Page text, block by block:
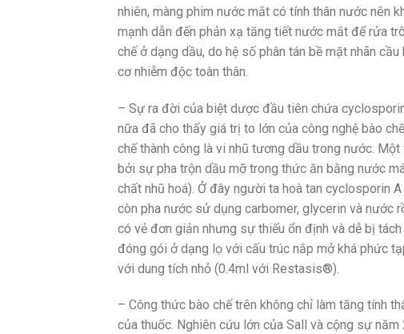
nhiên, màng phim nước mắt có tính thân nước nên
mạnh dẫn đến phản xạ tăng tiết nước mắt để rửa
chế ở dạng dầu, do hệ số phân tán bề mặt nhãn
cơ nhiễm độc toàn thân.
– Sự ra đời của biệt dược đầu tiên chứa
nữa đã cho thấy giá trị to lớn của công nghệ bào
chế thành công là vi nhũ tương dầu trong nước.
bởi sự pha trộn dầu mỡ trong thức ăn bằng nước
chất nhũ hoá). Ở đây người ta hoà tan cyclosporin
còn pha nước sử dụng carbomer, glycerin và nước
có vẻ đơn giản nhưng sự thiếu ổn định và dễ bị
đóng gói ở dạng lọ với cấu trúc nắp mở khá phức
với dung tích nhỏ (0.4ml với Restasis®).
– Công thức bào chế trên không chỉ làm tăng tính
của thuốc. Nghiên cứu lớn của Sall và cộng sự